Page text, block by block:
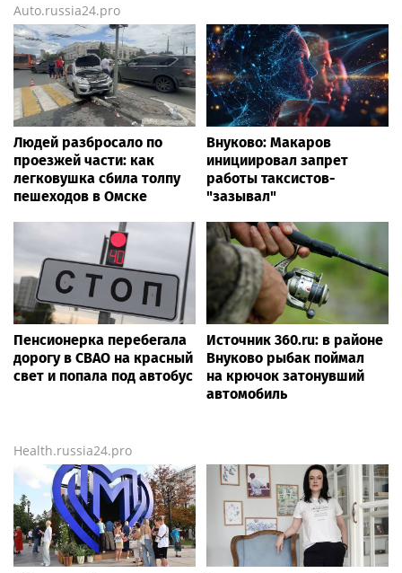
Учёные обнаружили
останки младенца под
алтарным столом,
вмурованным в
основание северной
стены храма Зевса
Генарха и Сотера.
Захоронение,
предположительно...
по охране важных
государственных
объектов
Auto.russia24.pro
Людей разбросало по
проезжей части: как
легковушка сбила толпу
пешеходов в Омске
Внуково: Макаров
инициировал запрет
работы таксистов-
"зазывал"
Пенсионерка перебегала
дорогу в СВАО на красный
свет и попала под автобус
Источник 360.ru: в районе
Внуково рыбак поймал
на крючок затонувший
автомобиль
Health.russia24.pro